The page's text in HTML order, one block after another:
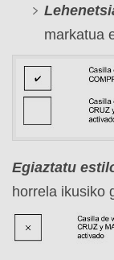
markatua
Egiaztatu
horrela ikusiko